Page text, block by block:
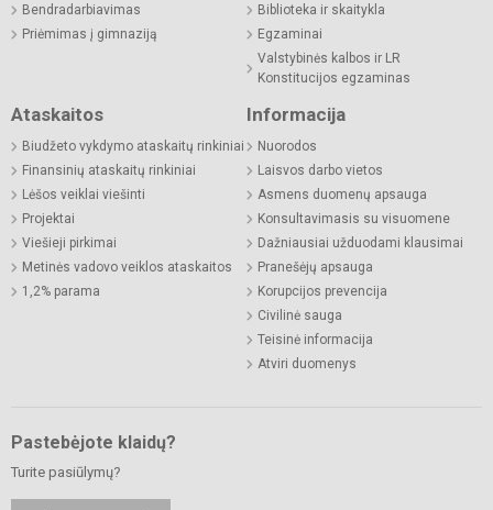
Bendradarbiavimas
Priėmimas į gimnaziją
Biblioteka ir skaitykla
Egzaminai
Valstybinės kalbos ir LR
Konstitucijos egzaminas
Ataskaitos
Biudžeto vykdymo ataskaitų rinkiniai
Finansinių ataskaitų rinkiniai
Lėšos veiklai viešinti
Projektai
Viešieji pirkimai
Metinės vadovo veiklos ataskaitos
1,2% parama
Informacija
Nuorodos
Laisvos darbo vietos
Asmens duomenų apsauga
Konsultavimasis su visuomene
Dažniausiai užduodami klausimai
Pranešėjų apsauga
Korupcijos prevencija
Civilinė sauga
Teisinė informacija
Atviri duomenys
Pastebėjote klaidų?
Turite pasiūlymų?